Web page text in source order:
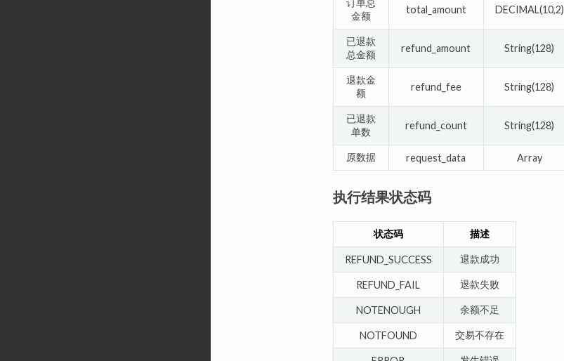
金额
total_amount DECIMAL(10,2)
已退款
总金额
refund_amount String(128)
退款金
额
refund_fee String(128)
已退款
单数
refund_count String(128)
原数据 request_data Array
执行结果状态码
状态码 描述
REFUND_SUCCESS 退款成功
REFUND_FAIL 退款失败
NOTENOUGH 余额不足
NOTFOUND 交易不存在